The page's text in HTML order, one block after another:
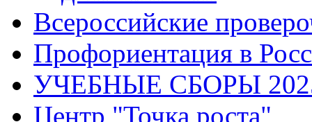
Всероссийские
Профориентация в
УЧЕБНЫЕ СБОРЫ
Центр "Точка роста"